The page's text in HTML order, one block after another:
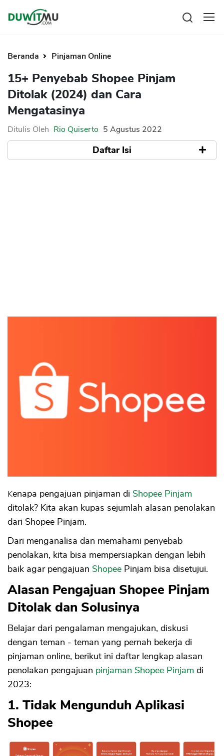
Reksadana
Saham
Bitcoin
KTA
KPR
Kredit Usaha
Pinjaman Online
Bank Digital
Crypto
Assets Crypto
Exchange
Asuransi
Asuransi Jiwa
Asuransi Kesehatan
Asuransi Syariah
Beranda Pinjaman Online
15+ Penyebab Shopee Pinjam
Ditolak (2024) dan Cara
Mengatasinya
Ditulis Oleh Rio Quiserto 5 Agustus 2022
Daftar Isi
Kenapa pengajuan pinjaman di Shopee Pinjam
ditolak? Kita akan kupas sejumlah alasan penolakan
dari Shopee Pinjam.
Dari menganalisa dan memahami penyebab
penolakan, kita bisa mempersiapkan dengan lebih
baik agar pengajuan Shopee Pinjam bisa disetujui.
Alasan Pengajuan Shopee Pinjam
Ditolak dan Solusinya
Belajar dari pengalaman mengajukan, diskusi
dengan teman - teman yang pernah bekerja di
pinjaman online, berikut ini daftar lengkap alasan
penolakan pengajuan pinjaman Shopee Pinjam di
2023:
1. Tidak Mengunduh Aplikasi
Shopee